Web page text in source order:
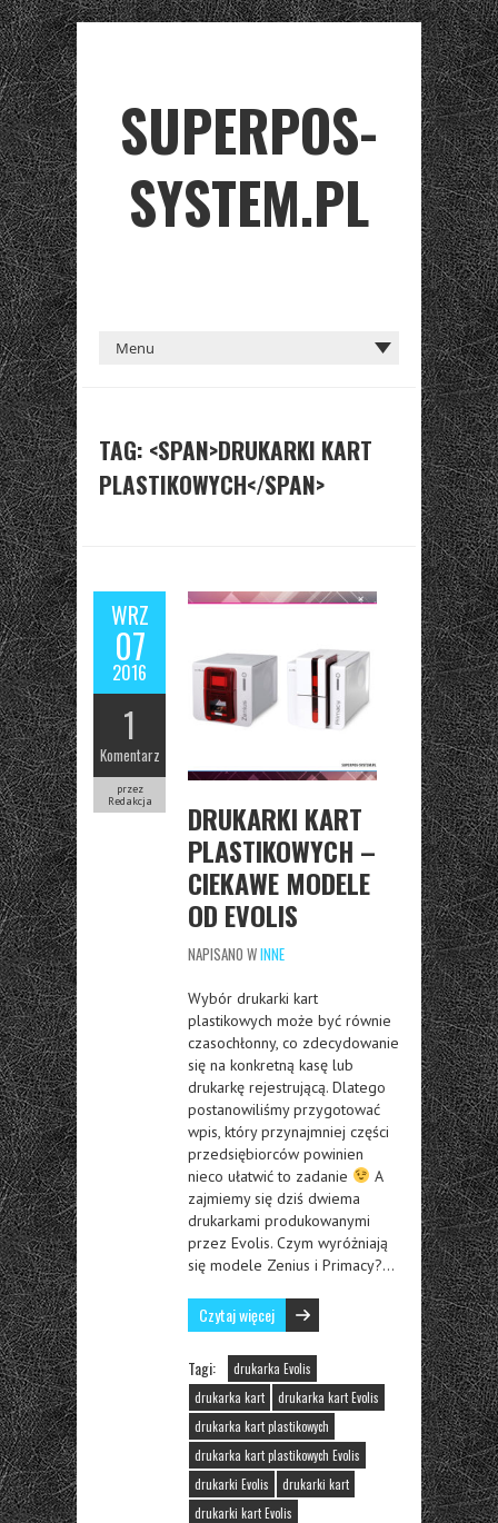
SUPERPOS-
SYSTEM.PL
TAG: <SPAN>DRUKARKI KART
PLASTIKOWYCH</SPAN>
WRZ
07
2016
1
Komentarz
przez
Redakcja
DRUKARKI KART
PLASTIKOWYCH –
CIEKAWE MODELE
OD EVOLIS
NAPISANO WINNE
Wybór drukarki kart
plastikowych może być równie
czasochłonny, co zdecydowanie
się na konkretną kasę lub
drukarkę rejestrującą. Dlatego
postanowiliśmy przygotować
wpis, który przynajmniej części
przedsiębiorców powinien
nieco ułatwić to zadanie
A
zajmiemy się dziś dwiema
drukarkami produkowanymi
przez Evolis. Czym wyróżniają
się modele Zenius i Primacy?…
Czytaj więcej
Tagi:
drukarka Evolis
drukarka kart
drukarka kart Evolis
drukarka kart plastikowych
drukarka kart plastikowych Evolis
drukarki Evolis
drukarki kart
drukarki kart Evolis